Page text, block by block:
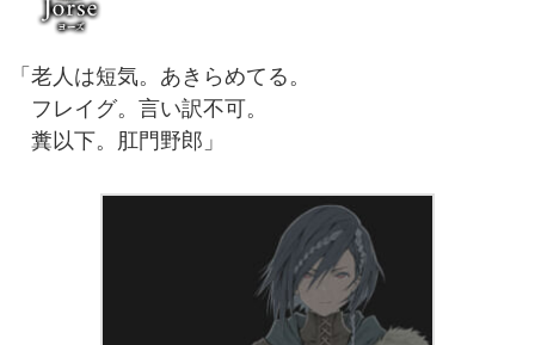
「老人は短気。あきらめてる。
フレイグ。言い訳不可。
糞以下。肛門野郎」